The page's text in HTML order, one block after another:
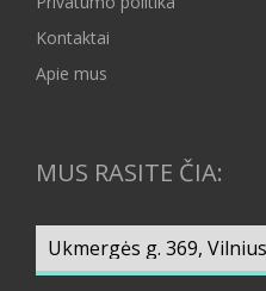
Kontaktai
Apie mus
MUS RASITE ČIA: